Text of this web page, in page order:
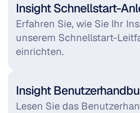
Insight Schnellstart-
Erfahren Sie, wie Sie Ihr
unserem Schnellstart-
einrichten.
Insight
Lesen Sie das